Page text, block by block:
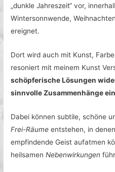
„dunkle Jahreszeit“ vor,
Wintersonnwende,
ereignet.
Dort wird auch mit Kunst,
resoniert mit meinem Kunst
schöpferische Lösungen
sinnvolle Zusammenhänge
Dabei können subtile, schöne
Frei-Räume entstehen, in
empfindende Geist aufatmen
heilsamenNebenwirkungen